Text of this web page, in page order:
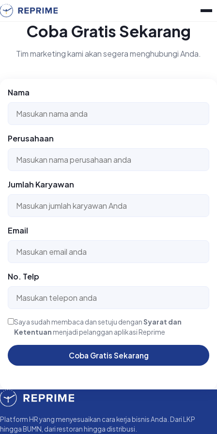
Coba Gratis Sekarang
Tim marketing kami akan segera menghubungi Anda.
Nama
Perusahaan
Jumlah Karyawan
Email
No. Telp
Saya sudah membaca dan setuju denganSyarat dan
Ketentuan menjadi pelanggan aplikasi Reprime
Coba Gratis Sekarang
Platform HR yang menyesuaikan cara kerja bisnis Anda. Dari LKP
hingga BUMN, dari restoran hingga distribusi.